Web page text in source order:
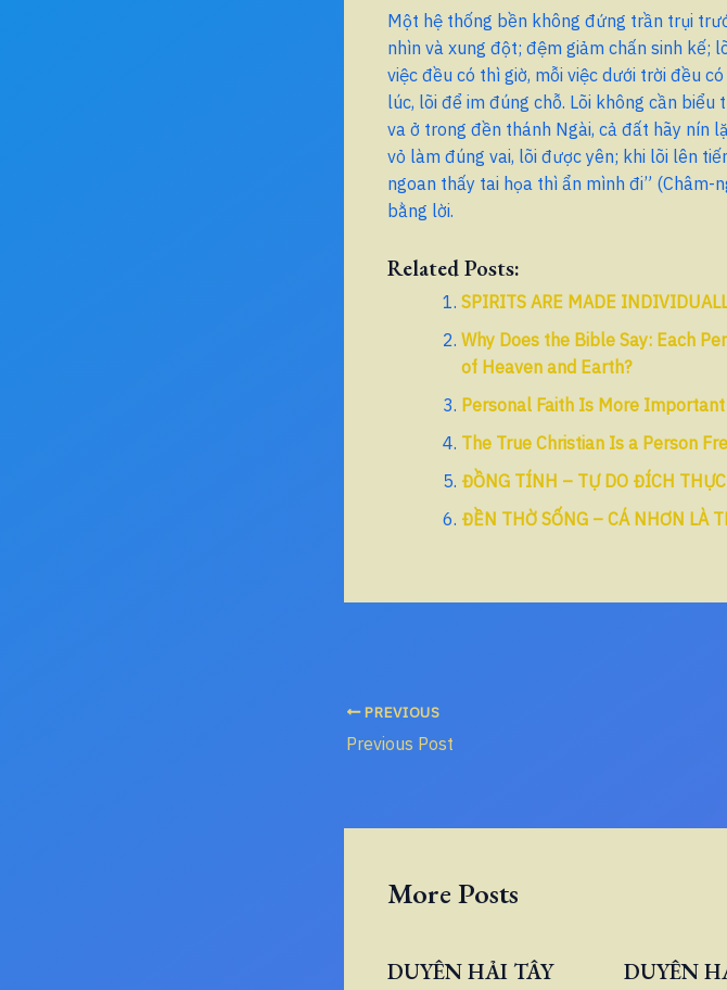
Một hệ thống bền không đứng trần trụi
nhìn và xung đột; đệm giảm chấn sinh kế;
việc đều có thì giờ, mỗi việc dưới trời đều
lúc, lõi để im đúng chỗ. Lõi không cần
va ở trong đền thánh Ngài, cả đất hãy nín
vỏ làm đúng vai, lõi được yên; khi lõi lên
ngoan thấy tai họa thì ẩn mình đi” (Châm-
bằng lời.
Related Posts:
SPIRITS ARE MADE
Why Does the Bible Say: Each
of Heaven and Earth?
Personal Faith Is More
The True Christian Is a Person
ĐỒNG TÍNH – TỰ DO ĐÍCH THỰC
ĐỀN THỜ SỐNG – CÁ NHƠN LÀ
PREVIOUS
Previous Post
More Posts
DUYÊN HẢI TÂY
DUYÊN